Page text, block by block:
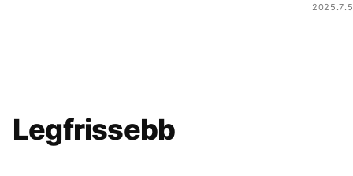
Legfrissebb